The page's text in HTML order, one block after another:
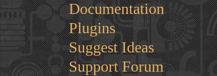
Documentation
Plugins
Suggest Ideas
Support Forum